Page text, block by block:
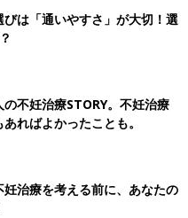
は「通いやすさ」が大切！選
不妊治療STORY。不妊治療
ればよかったことも。
妊治療を考える前に、あなたの